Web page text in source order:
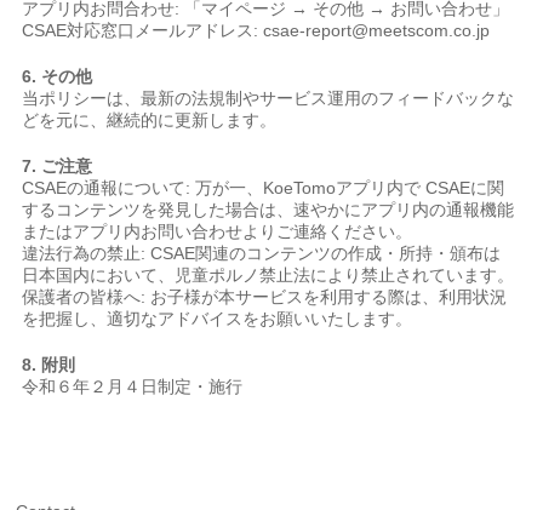
アプリ内お問合わせ: 「マイページ → その他 → お問い合わせ」
CSAE対応窓口メールアドレス: csae-report@meetscom.co.jp
6. その他
当ポリシーは、最新の法規制やサービス運用のフィードバックな
どを元に、継続的に更新します。
7. ご注意
CSAEの通報について: 万が一、KoeTomoアプリ内で CSAEに関
するコンテンツを発見した場合は、速やかにアプリ内の通報機能
またはアプリ内お問い合わせよりご連絡ください。
違法行為の禁止: CSAE関連のコンテンツの作成・所持・頒布は
日本国内において、児童ポルノ禁止法により禁止されています。
保護者の皆様へ: お子様が本サービスを利用する際は、利用状況
を把握し、適切なアドバイスをお願いいたします。
8. 附則
令和６年２月４日制定・施行